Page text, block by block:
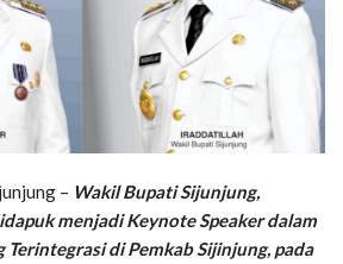
– Wakil Bupati Sijunjung,
menjadi Keynote Speaker dalam
di Pemkab Sijinjung, pada